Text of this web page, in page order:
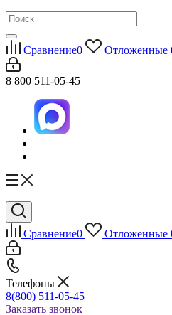
Сравнение0 Отложенные
8 800 511-05-45
Сравнение0 Отложенные
Телефоны
8(800) 511-05-45
Заказать звонок